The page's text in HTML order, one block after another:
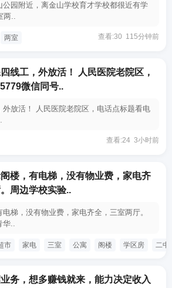
公园附近，离金山学校育才学校都很近有学
两..
两室 查看:30 115分钟前
线工，外放活！ 人民医院老院区，
微信同号..
放活！ 人民医院老院区，电话点标题看电
查看:24 3小时前
楼，有电梯，没有物业费，家电齐
周边学校实验..
梯，没有物业费，家电齐全，三室两厅。
华..
市 家电 三室 公寓 阁楼 学区房 二中
务，想多赚钱就来，能力决定收入